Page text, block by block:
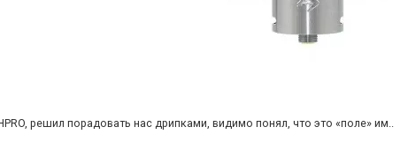
решил порадовать нас дрипками, видимо понял, что это «поле» им..